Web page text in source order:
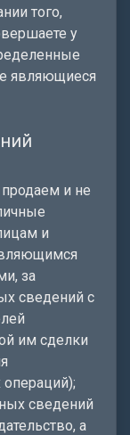
того,
у
являющиеся
и не
и
за
сведений с
им сделки
сведений
а